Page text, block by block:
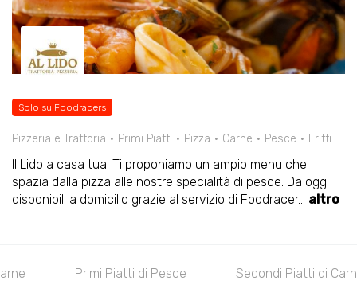
Solo su Foodracers
Pizzeria e Trattoria Primi Piatti Pizza Carne Pesce Fritti
Il Lido a casa tua! Ti proponiamo un ampio menu che
spazia dalla pizza alle nostre specialità di pesce. Da oggi
disponibili a domicilio grazie al servizio di Foodracer... altro
Primi Piatti di Pesce Secondi Piatti di